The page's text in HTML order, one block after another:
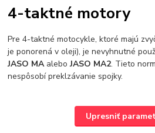
4-taktné motory
Pre 4-taktné motocykle, ktoré majú
je ponorená v oleji), je nevyhnutné
JASO MAaleboJASO MA2. Tieto
nespôsobí preklzávanie spojky.
Upresniť